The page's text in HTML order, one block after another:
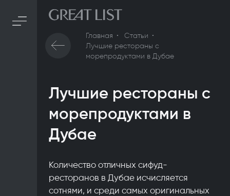
Главная
Статьи
Лучшие рестораны с
морепродуктами в Дубае
Лучшие рестораны с
морепродуктами в
Дубае
Количество отличных сифуд-
ресторанов в Дубае исчисляется
сотнями, и среди самых оригинальных